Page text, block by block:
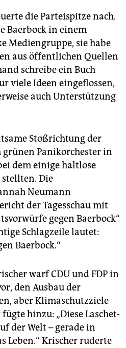
die Parteispitze nach.
Baerbock in einem
Mediengruppe, sie habe
aus öffentlichen Quellen
schreibe ein Buch
viele Ideen eingeflossen,
auch Unterstützung
Stoßrichtung der
Panikorchester in
dem einige haltlose
Die
Neumann
der Tagesschau mit
gegen Baerbock“
Schlagzeile lautet:
Baerbock.“
warf CDU und FDP in
den Ausbau der
aber Klimaschutzziele
hinzu: „Diese Laschet-
der Welt – gerade in
Leben.“ Krischer ruderte